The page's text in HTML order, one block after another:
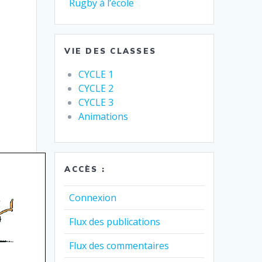
Rugby à l’école
VIE DES CLASSES
CYCLE 1
CYCLE 2
CYCLE 3
Animations
ACCÈS :
Connexion
Flux des publications
Flux des commentaires